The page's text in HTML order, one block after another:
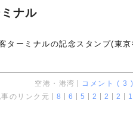
ナル
ターミナルの記念スタンプ(東京
空港・港湾 コメント ( 3 )
事のリンク元
8 6 5 2 2 2 1